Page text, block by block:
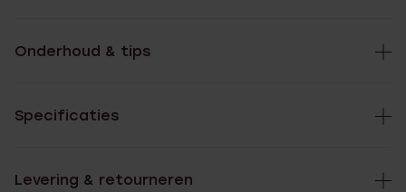
Onderhoud & tips
Specificaties
Levering & retourneren